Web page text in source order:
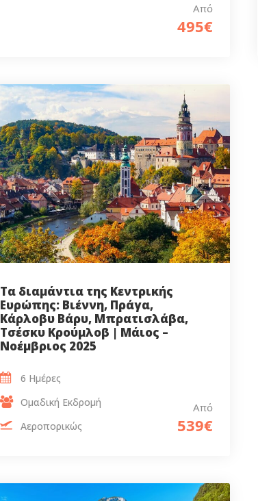
Από
495€
Τα διαμάντια της Κεντρικής
Ευρώπης: Βιέννη, Πράγα,
Κάρλοβυ Βάρυ, Μπρατισλάβα,
Τσέσκυ Κρούμλοβ | Μάιος –
Νοέμβριος 2025
Από
539€
6 Ημέρες
Ομαδική Εκδρομή
Αεροπορικώς